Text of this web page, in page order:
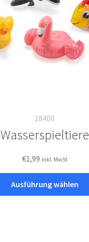
18400
Wasserspieltiere
€1,99 inkl. MwSt
Ausführung wählen